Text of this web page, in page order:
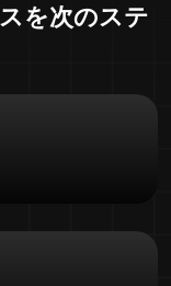
を次のステ